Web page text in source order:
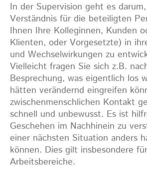
In der Supervision geht es
Verständnis für die beteiligten
Ihnen Ihre Kolleginnen, Kunden
Klienten, oder Vorgesetzte) in
und Wechselwirkungen zu
Vielleicht fragen Sie sich z.B.
Besprechung, was eigentlich los
hätten verändernd eingreifen
zwischenmenschlichen Kontakt
schnell und unbewusst. Es ist
Geschehen im Nachhinein zu
einer nächsten Situation anders
können. Dies gilt insbesondere
Arbeitsbereiche.